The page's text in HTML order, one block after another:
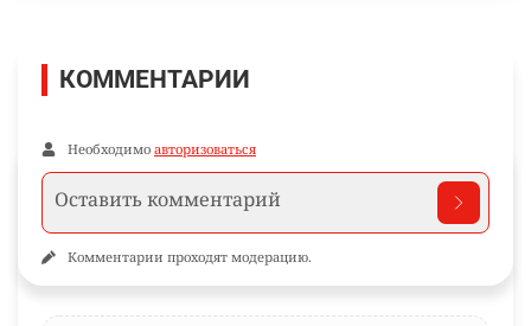
КОММЕНТАРИИ
Необходимо авторизоваться
Комментарии проходят модерацию.